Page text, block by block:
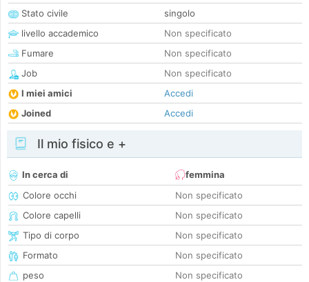
Stato civile
singolo
livello accademico
Non specificato
Fumare
Non specificato
Job
Non specificato
I miei amici
Accedi
Joined
Accedi
Il mio fisico e +
In cerca di
femmina
Colore occhi
Non specificato
Colore capelli
Non specificato
Tipo di corpo
Non specificato
Formato
Non specificato
peso
Non specificato